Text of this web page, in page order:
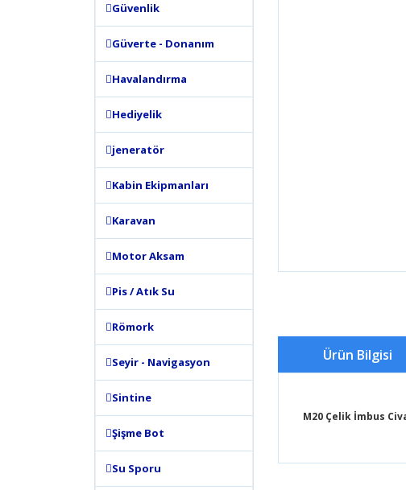
Güvenlik
Güverte - Donanım
Havalandırma
Hediyelik
jeneratör
Kabin Ekipmanları
Karavan
Motor Aksam
Pis / Atık Su
Römork
Seyir - Navigasyon
Sintine
Şişme Bot
Su Sporu
Ürün Bilgisi
M20 Çelik İmbus